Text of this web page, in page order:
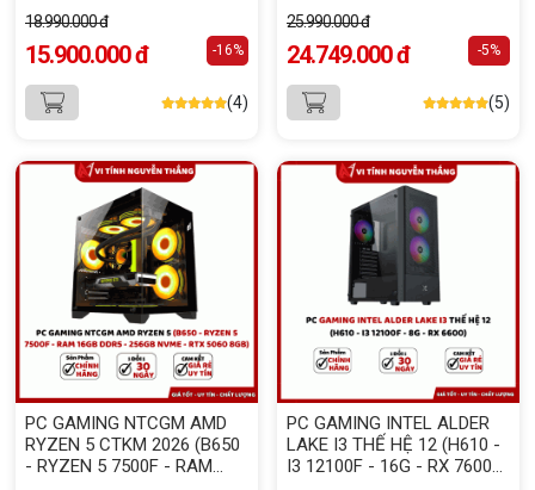
6GB)
18.990.000 đ
15.900.000 đ -16%
(4)
12GB)
25.990.000 đ
24.749.000 đ -5%
(5)
PC GAMING NTCGM AMD
RYZEN 5 CTKM 2026 (B650
- RYZEN 5 7500F - RAM
PC GAMING INTEL ALDER
LAKE I3 THẾ HỆ 12 (H610 -
I3 12100F - 16G - RX 7600